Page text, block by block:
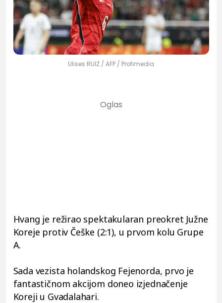
Ulises RUIZ / AFP / Profimedia
Hvang je režirao spektakularan preokret Južne
Koreje protiv Češke (2:1), u prvom kolu Grupe
A.
Sada vezista holandskog Fejenorda, prvo je
fantastičnom akcijom doneo izjednačenje
Koreji u Gvadalahari.